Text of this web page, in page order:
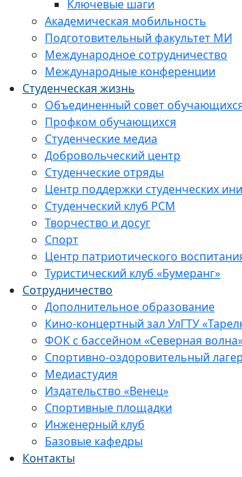
Ключевые шаги
Академическая мобильность
Подготовительный факультет МИ
Международное сотрудничество
Международные конференции
Студенческая жизнь
Объединенный совет
Профком обучающихся
Студенческие медиа
Добровольческий центр
Студенческие отряды
Центр поддержки студенческих
Студенческий клуб РСМ
Творчество и досуг
Спорт
Центр патриотического
Туристический клуб «Бумеранг»
Сотрудничество
Дополнительное образование
Кино-концертный зал УлГТУ
ФОК с бассейном «Северная
Спортивно-оздоровительный
Медиастудия
Издательство «Венец»
Спортивные площадки
Инженерный клуб
Базовые кафедры
Контакты